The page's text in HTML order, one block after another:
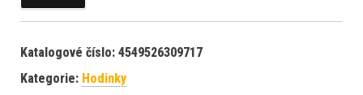
Katalogové číslo: 4549526309717
Kategorie: Hodinky